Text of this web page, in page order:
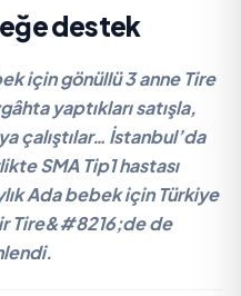
destek
için gönüllü 3 anne Tire
yaptıkları satışla,
çalıştılar… İstanbul’da
SMA Tip1 hastası
Ada bebek için Türkiye
Tire&#8216;de de